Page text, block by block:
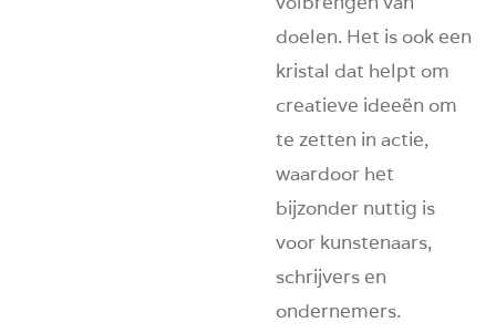
doelen. Het is ook een
kristal dat helpt om
creatieve ideeën om
te zetten in actie,
waardoor het
bijzonder nuttig is
voor kunstenaars,
schrijvers en
ondernemers.